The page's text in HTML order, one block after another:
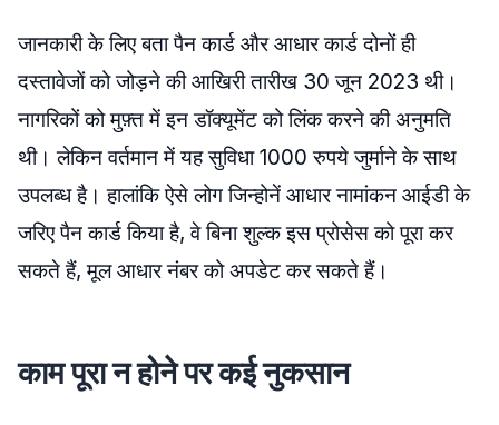
जानकारी के लिए बता पैन कार्ड और आधार कार्ड दोनों ही
दस्तावेजों को जोड़ने की आखिरी तारीख 30 जून 2023 थी।
नागरिकों को मुफ़्त में इन डॉक्यूमेंट को लिंक करने की अनुमति
थी। लेकिन वर्तमान में यह सुविधा 1000 रुपये जुर्माने के साथ
उपलब्ध है। हालांकि ऐसे लोग जिन्होनें आधार नामांकन आईडी के
जरिए पैन कार्ड किया है, वे बिना शुल्क इस प्रोसेस को पूरा कर
सकते हैं, मूल आधार नंबर को अपडेट कर सकते हैं।
काम पूरा न होने पर कई नुकसान